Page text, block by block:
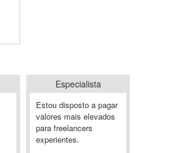
Especialista
Estou disposto a pagar
valores mais elevados
para freelancers
experientes.